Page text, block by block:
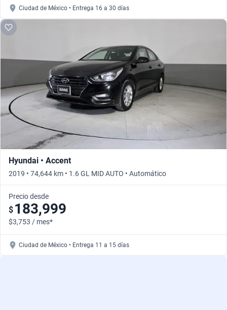
Ciudad de México • Entrega 16 a 30 días
Hyundai • Accent
2019 • 74,644 km • 1.6 GL MID AUTO • Automático
Precio desde
$ 183,999
$3,753 / mes*
Ciudad de México • Entrega 11 a 15 días